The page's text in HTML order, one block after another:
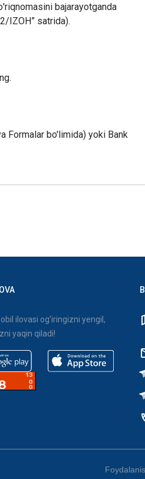
'riqnomasini bajarayotganda
IZOH” satrida).
Formalar bo'limida) yoki Bank
ilovasi og'iringizni yengil,
yaqin qiladi!